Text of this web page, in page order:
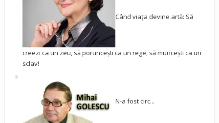
Când viața devine artă: Să
creezi ca un zeu, să poruncești ca un rege, să muncești ca un
sclav!
N-a fost circ...